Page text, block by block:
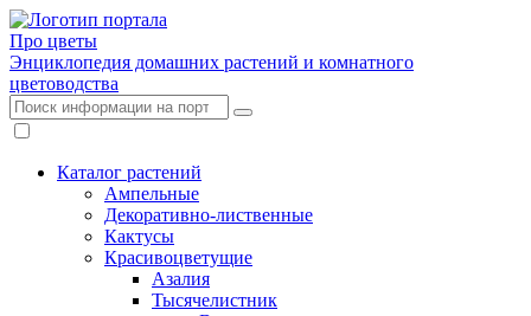
Про цветы
Энциклопедия домашних растений и комнатного
цветоводства
Каталог растений
Ампельные
Декоративно-лиственные
Кактусы
Красивоцветущие
Азалия
Тысячелистник